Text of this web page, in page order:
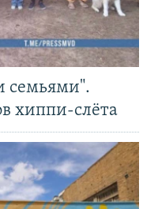
семьями".
хиппи-слёта